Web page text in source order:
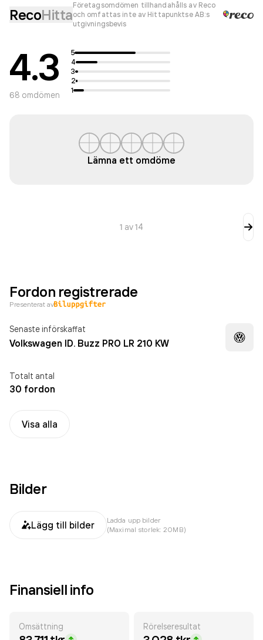
RecoHitta
Företagsomdömen tillhandahålls av Reco
och omfattas inte av Hittapunktse AB:s
utgivningsbevis
4.3
68 omdömen
5
4
3
2
1
Lämna ett omdöme
1 av14
Fordon registrerade
Presenterat av
Senaste införskaffat
Volkswagen ID. Buzz PRO LR 210 KW
Totalt antal
30 fordon
Visa alla
Bilder
Lägg till bilder
Ladda upp bilder
(Maximal storlek: 20MB)
Finansiell info
Omsättning Rörelseresultat